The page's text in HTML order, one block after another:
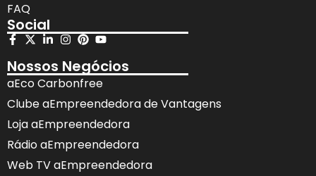
FAQ
Social
Nossos Negócios
aEco Carbonfree
Clube aEmpreendedora de Vantagens
Loja aEmpreendedora
Rádio aEmpreendedora
Web TV aEmpreendedora